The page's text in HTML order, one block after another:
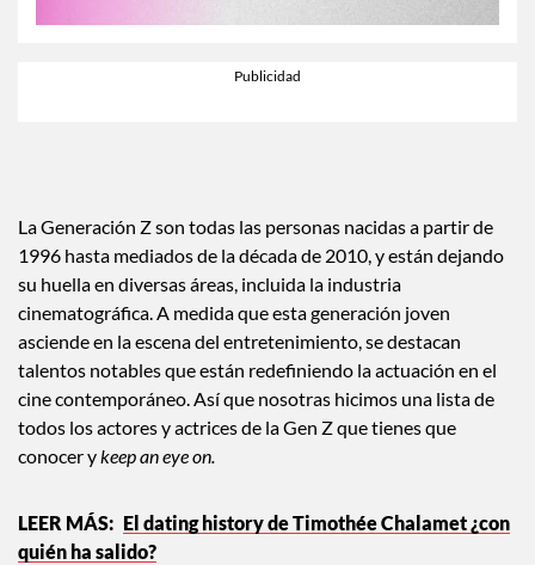
La Generación Z son todas las personas nacidas a partir de
1996 hasta mediados de la década de 2010, y están dejando
su huella en diversas áreas, incluida la industria
cinematográfica. A medida que esta generación joven
asciende en la escena del entretenimiento, se destacan
talentos notables que están redefiniendo la actuación en el
cine contemporáneo. Así que nosotras hicimos una lista de
todos los actores y actrices de la Gen Z que tienes que
conocer ykeep an eye on.
El dating history de Timothée Chalamet ¿con
quién ha salido?